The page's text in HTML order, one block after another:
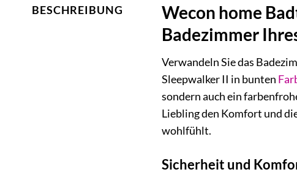
BESCHREIBUNG
Wecon home
Badezimmer
Verwandeln Sie das
Sleepwalker II in bunten
sondern auch ein
Liebling den Komfort und
wohlfühlt.
Sicherheit und